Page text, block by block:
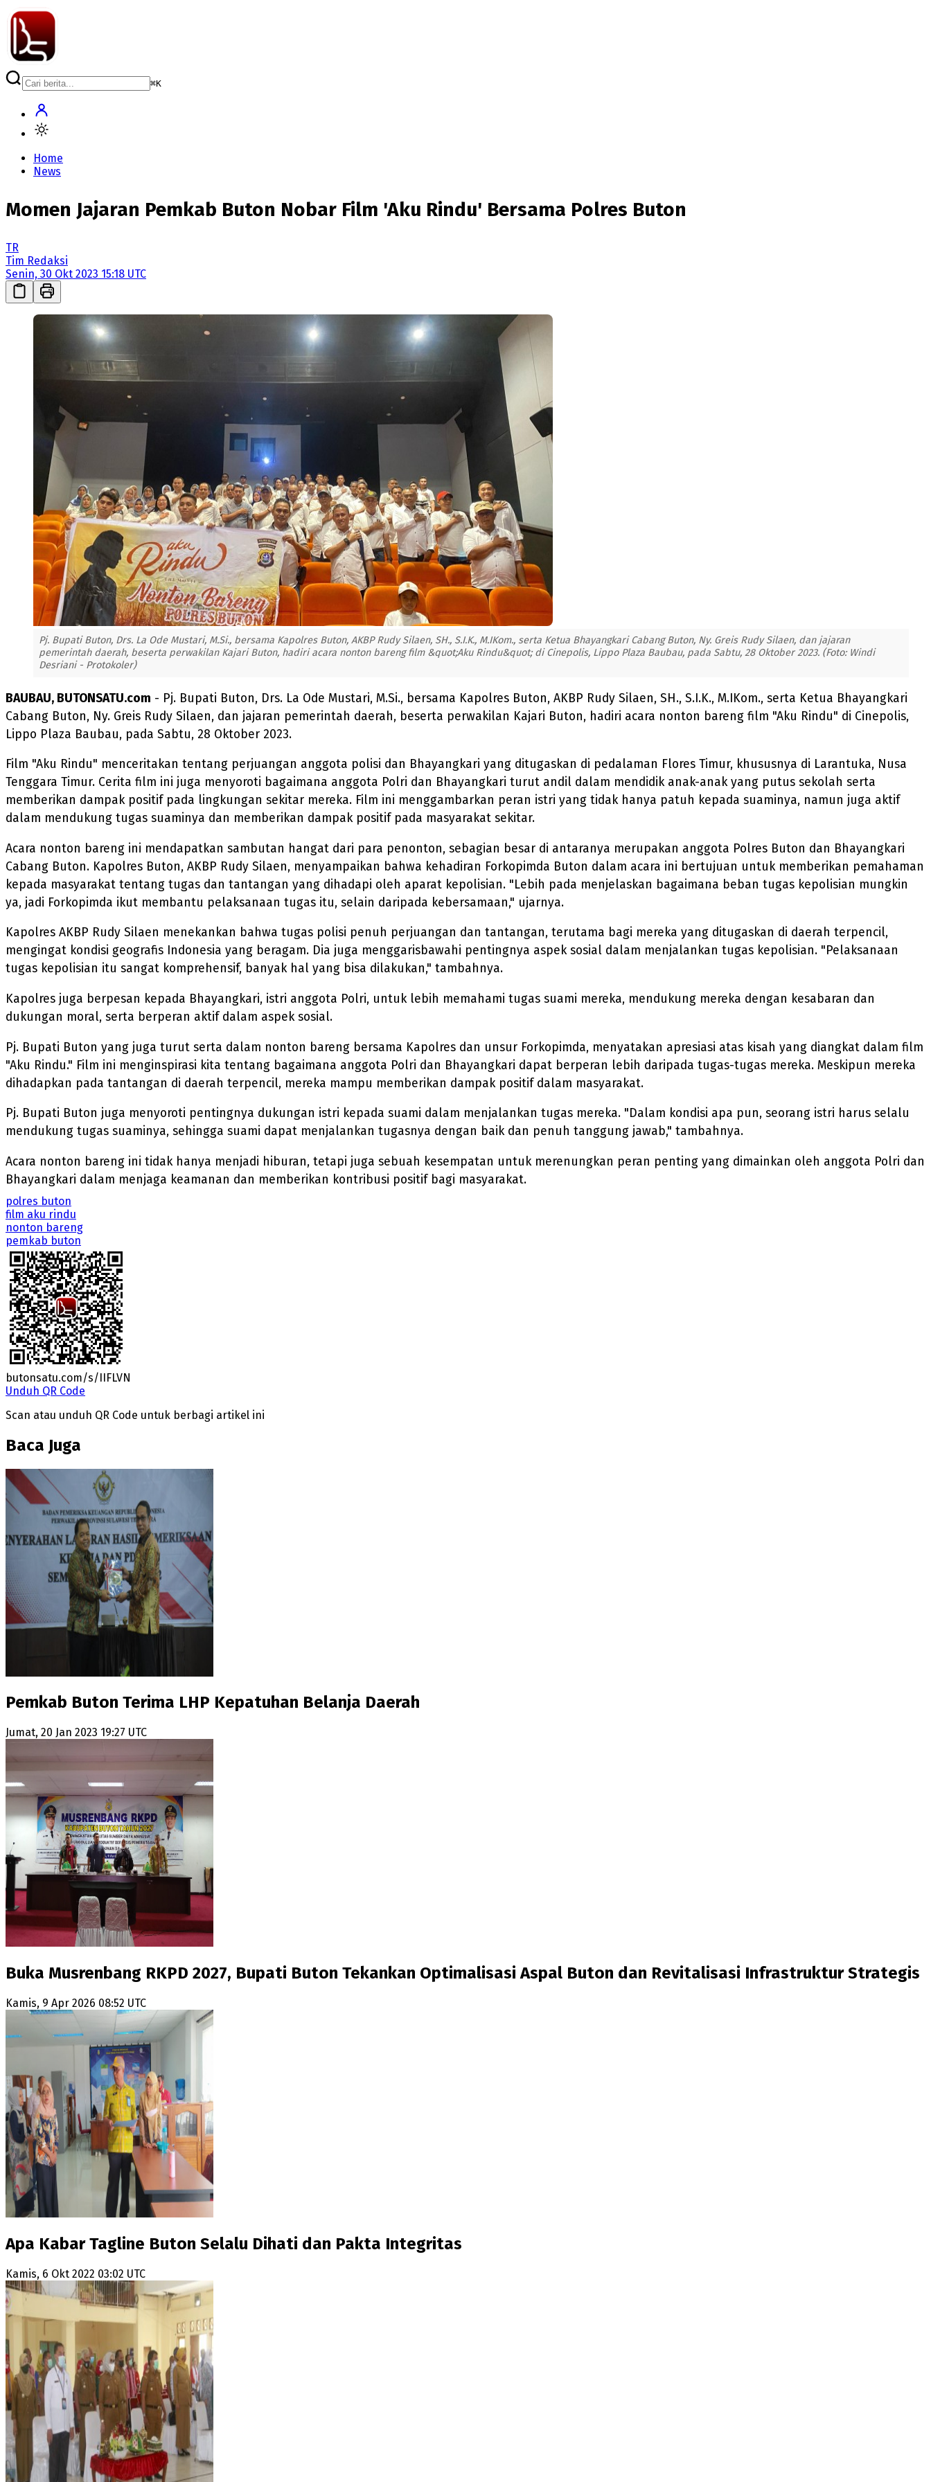
⌘K
Home
News
Momen Jajaran Pemkab Buton Nobar Film 'Aku Rindu' Bersama Polres Buton
TR
Tim Redaksi
Senin, 30 Okt 2023 15:18 UTC
Pj. Bupati Buton, Drs. La Ode Mustari, M.Si., bersama Kapolres Buton, AKBP Rudy Silaen, SH., S.I.K., M.IKom., serta Ketua Bhayangkari Cabang Buton, Ny. Greis Rudy Silaen, dan jajaran
pemerintah daerah, beserta perwakilan Kajari Buton, hadiri acara nonton bareng film &quot;Aku Rindu&quot; di Cinepolis, Lippo Plaza Baubau, pada Sabtu, 28 Oktober 2023. (Foto: Windi
Desriani - Protokoler)
BAUBAU, BUTONSATU.com - Pj. Bupati Buton, Drs. La Ode Mustari, M.Si., bersama Kapolres Buton, AKBP Rudy Silaen, SH., S.I.K., M.IKom., serta Ketua Bhayangkari
Cabang Buton, Ny. Greis Rudy Silaen, dan jajaran pemerintah daerah, beserta perwakilan Kajari Buton, hadiri acara nonton bareng film "Aku Rindu" di Cinepolis,
Lippo Plaza Baubau, pada Sabtu, 28 Oktober 2023.
Film "Aku Rindu" menceritakan tentang perjuangan anggota polisi dan Bhayangkari yang ditugaskan di pedalaman Flores Timur, khususnya di Larantuka, Nusa
Tenggara Timur. Cerita film ini juga menyoroti bagaimana anggota Polri dan Bhayangkari turut andil dalam mendidik anak-anak yang putus sekolah serta
memberikan dampak positif pada lingkungan sekitar mereka. Film ini menggambarkan peran istri yang tidak hanya patuh kepada suaminya, namun juga aktif
dalam mendukung tugas suaminya dan memberikan dampak positif pada masyarakat sekitar.
Acara nonton bareng ini mendapatkan sambutan hangat dari para penonton, sebagian besar di antaranya merupakan anggota Polres Buton dan Bhayangkari
Cabang Buton. Kapolres Buton, AKBP Rudy Silaen, menyampaikan bahwa kehadiran Forkopimda Buton dalam acara ini bertujuan untuk memberikan pemahaman
kepada masyarakat tentang tugas dan tantangan yang dihadapi oleh aparat kepolisian. "Lebih pada menjelaskan bagaimana beban tugas kepolisian mungkin
ya, jadi Forkopimda ikut membantu pelaksanaan tugas itu, selain daripada kebersamaan," ujarnya.
Kapolres AKBP Rudy Silaen menekankan bahwa tugas polisi penuh perjuangan dan tantangan, terutama bagi mereka yang ditugaskan di daerah terpencil,
mengingat kondisi geografis Indonesia yang beragam. Dia juga menggarisbawahi pentingnya aspek sosial dalam menjalankan tugas kepolisian. "Pelaksanaan
tugas kepolisian itu sangat komprehensif, banyak hal yang bisa dilakukan," tambahnya.
Kapolres juga berpesan kepada Bhayangkari, istri anggota Polri, untuk lebih memahami tugas suami mereka, mendukung mereka dengan kesabaran dan
dukungan moral, serta berperan aktif dalam aspek sosial.
Pj. Bupati Buton yang juga turut serta dalam nonton bareng bersama Kapolres dan unsur Forkopimda, menyatakan apresiasi atas kisah yang diangkat dalam film
"Aku Rindu." Film ini menginspirasi kita tentang bagaimana anggota Polri dan Bhayangkari dapat berperan lebih daripada tugas-tugas mereka. Meskipun mereka
dihadapkan pada tantangan di daerah terpencil, mereka mampu memberikan dampak positif dalam masyarakat.
Pj. Bupati Buton juga menyoroti pentingnya dukungan istri kepada suami dalam menjalankan tugas mereka. "Dalam kondisi apa pun, seorang istri harus selalu
mendukung tugas suaminya, sehingga suami dapat menjalankan tugasnya dengan baik dan penuh tanggung jawab," tambahnya.
Acara nonton bareng ini tidak hanya menjadi hiburan, tetapi juga sebuah kesempatan untuk merenungkan peran penting yang dimainkan oleh anggota Polri dan
Bhayangkari dalam menjaga keamanan dan memberikan kontribusi positif bagi masyarakat.
polres buton
film aku rindu
nonton bareng
pemkab buton
butonsatu.com/s/IIFLVN
Unduh QR Code
Scan atau unduh QR Code untuk berbagi artikel ini
Baca Juga
Pemkab Buton Terima LHP Kepatuhan Belanja Daerah
Jumat, 20 Jan 2023 19:27 UTC
Buka Musrenbang RKPD 2027, Bupati Buton Tekankan Optimalisasi Aspal Buton dan Revitalisasi Infrastruktur Strategis
Kamis, 9 Apr 2026 08:52 UTC
Apa Kabar Tagline Buton Selalu Dihati dan Pakta Integritas
Kamis, 6 Okt 2022 03:02 UTC